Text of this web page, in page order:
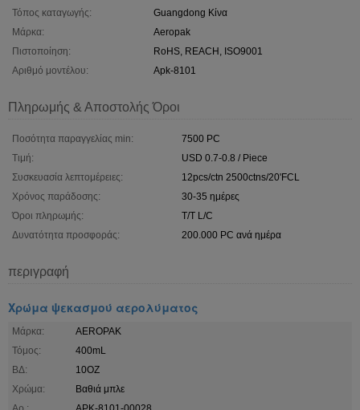
Τόπος καταγωγής:
Guangdong Κίνα
Μάρκα:
Aeropak
Πιστοποίηση:
RoHS, REACH, ISO9001
Αριθμό μοντέλου:
Apk-8101
Πληρωμής & Αποστολής Όροι
Ποσότητα παραγγελίας min:
7500 PC
Τιμή:
USD 0.7-0.8 / Piece
Συσκευασία λεπτομέρειες:
12pcs/ctn 2500ctns/20'FCL
Χρόνος παράδοσης:
30-35 ημέρες
Όροι πληρωμής:
T/T L/C
Δυνατότητα προσφοράς:
200.000 PC ανά ημέρα
περιγραφή
Χρώμα ψεκασμού αερολύματος
Μάρκα:
AEROPAK
Τόμος:
400mL
ΒΔ:
10OZ
Χρώμα:
Βαθιά μπλε